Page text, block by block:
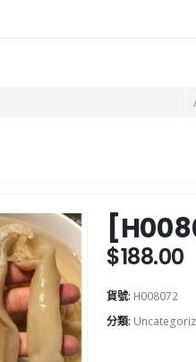
$188.00
貨號: H008072
分類: